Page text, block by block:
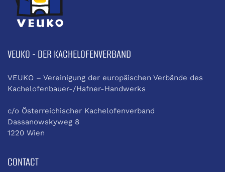
VEUKO - DER KACHELOFENVERBAND
VEUKO – Vereinigung der europäischen Verbände des
Kachelofenbauer-/Hafner-Handwerks
c/o Österreichischer Kachelofenverband
Dassanowskyweg 8
1220 Wien
CONTACT